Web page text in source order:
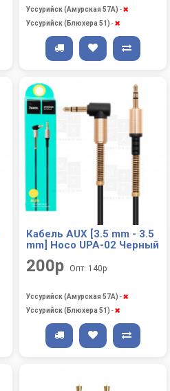
Уссурийск (Амурская 57А) -
Уссурийск (Блюхера 51) -
Кабель AUX [3.5 mm - 3.5
mm] Hoco UPA-02 Черный
200р Опт: 140р
Уссурийск (Амурская 57А) -
Уссурийск (Блюхера 51) -